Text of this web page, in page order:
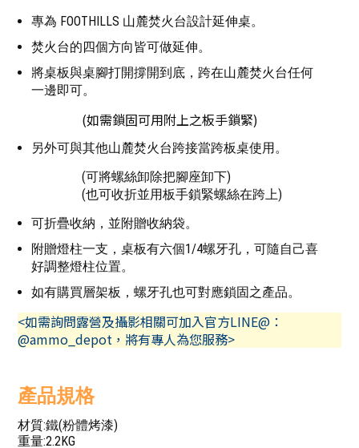
專為 FOOTHILLS 山麓焚火台設計延伸桌。
焚火台的四個方向皆可做延伸。
將桌板與桌腳打開撐開到底，跨在山麓焚火台任何
一邊即可。
(如需鎖固可用附上之板手鎖緊)
另外可與其他山麓焚火台跨接當跨板桌使用。
(可將螺絲卸除把腳座卸下)
(也可收折並用板手鎖緊螺絲在跨上)
可折疊收納，並附贈收納袋。
附贈燈柱一支，桌板有六個1/4螺牙孔，可隨自己喜
好調整燈柱位置。
如有購買層架板，螺牙孔也可對應鎖固之產品。
<如需詢問露營及攝影相關可加入官方LINE@：
@ammo_depot，將有專人為您服務>
產品規格
材質:鐵(粉體烤漆)
重量:2.2KG